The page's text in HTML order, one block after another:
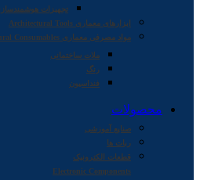
تجهیزات
ابزارهای معماری Architectural Tools
مواد مصرفی معماری Architectural Consumables
ملات ساختمانی
رنگ
فنداسیون
محصولات
صنایع آموزشی
ربات ها
قطعات الکترونیک
Electronic Components